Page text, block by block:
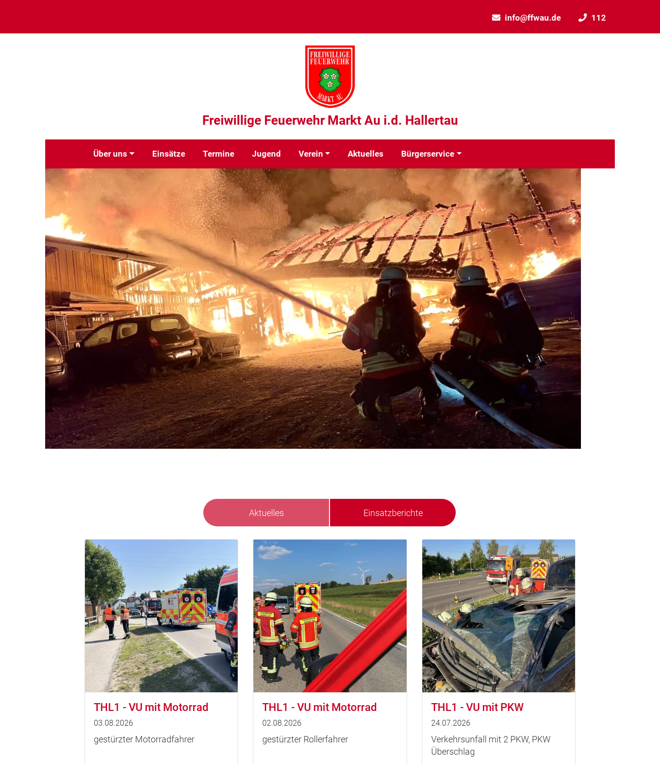
info@ffwau.de 112
Freiwillige Feuerwehr Markt Au i.d. Hallertau
Über uns Einsätze Termine Jugend Verein Aktuelles Bürgerservice
Aktuelles Einsatzberichte
THL1 - VU mit Motorrad
03.08.2026
gestürzter Motorradfahrer
THL1 - VU mit Motorrad
02.08.2026
gestürzter Rollerfahrer
THL1 - VU mit PKW
24.07.2026
Verkehrsunfall mit 2 PKW, PKW
Überschlag